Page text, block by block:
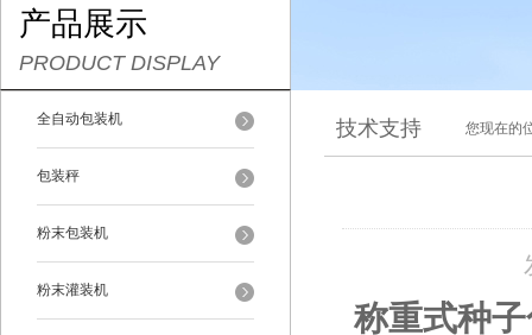
产品展示
PRODUCT DISPLAY
全自动包装机
包装秤
粉末包装机
粉末灌装机
技术支持 您现在的
称重式种